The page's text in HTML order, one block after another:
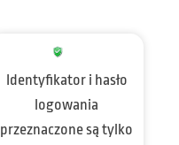
Identyfikator i hasło
logowania
przeznaczone są tylko